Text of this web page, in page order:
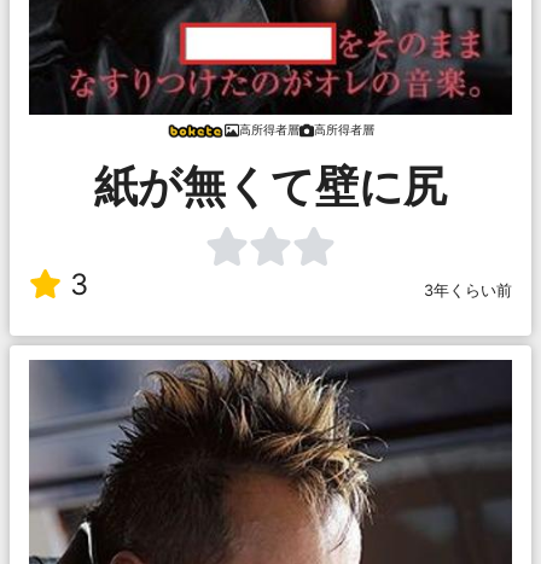
高所得者層 高所得者層
紙が無くて壁に尻
3 3年くらい前